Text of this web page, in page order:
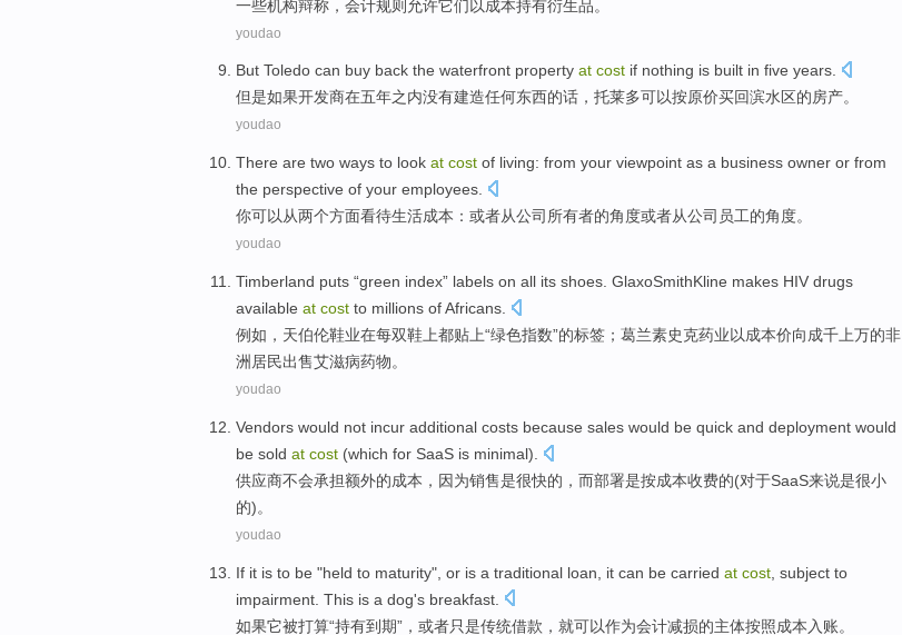
一些机构辩称 ， 会计规则 允许它们 以成本持有衍生品。
youdao
But Toledo can buy back the waterfront property at cost if nothing is built in five years.
但是如果开发商在五年之内没有建造任何东西的话， 托莱多可以按原价买回滨水区的房产。
youdao
There are two ways to look at cost of living: from your viewpoint as a business owner or from
the perspective of your employees
你可以 从两个方面看待生活成本 ： 或者从公司 所有者的角度或者从公司员工的角度。
youdao
Timberland puts “green index” labels on all its shoes GlaxoSmithKline makes HIV drugs
available at cost to millions ofAfricans
例如，天伯伦鞋业在每双鞋上都贴上“绿色指数”的标签 ； 葛兰素史克药业以成本价向成千上万的非
洲居民出售艾滋病药物。
youdao
Vendors would not incur additional costs because sales would be quick and deployment would
be sold at cost (which for SaaS is minimal).
供应商不会承担额外的成本 ， 因为销售是很快的， 而部署是按成本收费的(对于SaaS来说是很小
的)。
youdao
If it is to be "held to maturity", or is a traditional loan it can be carried at cost subject to
impairment . This is a dog's breakfast.
如果它被打算“持有到期”， 或者只是传统借款 ， 就可以作为会计减损的主体按照成本 入账。